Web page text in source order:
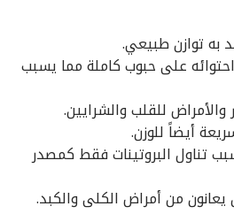
به توازن طبيعي.
على حبوب كاملة مما يسبب
للقلب والشرايين.
أيضاً للوزن.
تناول البروتينات فقط كمصدر
يعانون من أمراض الكلى والكبد.